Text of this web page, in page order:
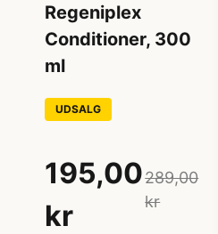
Regeniplex
Conditioner, 300
ml
UDSALG
195,00
kr
289,00
kr